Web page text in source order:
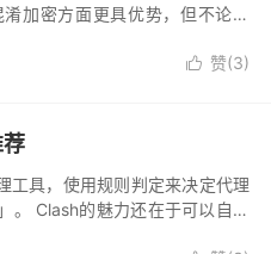
加密方面更具优势，但不论是
 赞(3)
工具，使用规则判定来决定代理
。 Clash的魅力还在于可以自动